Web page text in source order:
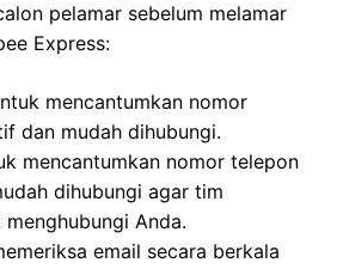
pelamar sebelum melamar
Express:
mencantumkan nomor
dan mudah dihubungi.
mencantumkan nomor telepon
dihubungi agar tim
Anda.
email secara berkala